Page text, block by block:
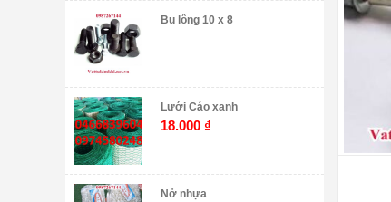
Bu lông 10 x 8
Lưới Cáo xanh
18.000 ₫
Nở nhựa